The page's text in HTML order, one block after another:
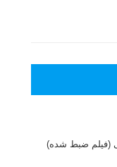
(فیلم ضبط شده)